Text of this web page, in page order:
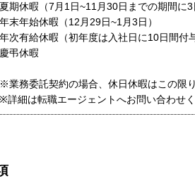
夏期休暇（7月1日~11月30日までの期間に3
年末年始休暇（12月29日~1月3日）
年次有給休暇（初年度は入社日に10日間付与
慶弔休暇
※業務委託契約の場合、休日休暇はこの限
※詳細は転職エージェントへお問い合わせく